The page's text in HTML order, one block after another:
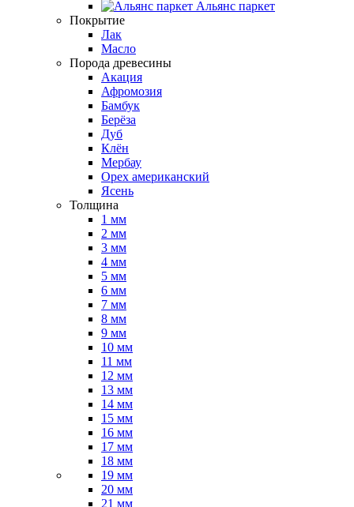
Альянс паркет
Покрытие
Лак
Масло
Порода древесины
Акация
Афромозия
Бамбук
Берёза
Дуб
Клён
Мербау
Орех американский
Ясень
Толщина
1 мм
2 мм
3 мм
4 мм
5 мм
6 мм
7 мм
8 мм
9 мм
10 мм
11 мм
12 мм
13 мм
14 мм
15 мм
16 мм
17 мм
18 мм
19 мм
20 мм
21 мм